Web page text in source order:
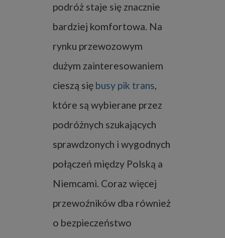
podróż staje się znacznie
bardziej komfortowa. Na
rynku przewozowym
dużym zainteresowaniem
cieszą się busy pik trans,
które są wybierane przez
podróżnych szukających
sprawdzonych i wygodnych
połączeń między Polską a
Niemcami. Coraz więcej
przewoźników dba również
o bezpieczeństwo